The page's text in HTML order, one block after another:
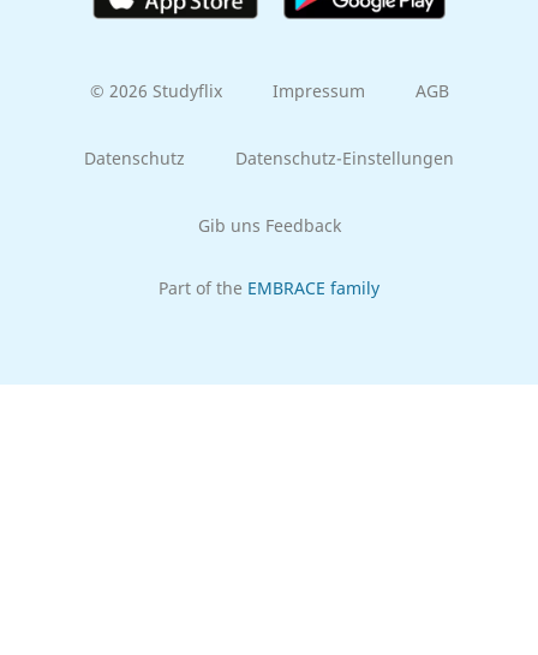
© 2026 Studyflix Impressum AGB
Datenschutz Datenschutz-Einstellungen
Gib uns Feedback
Part of the EMBRACE family